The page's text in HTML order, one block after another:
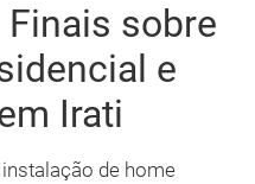
sobre
e
Irati
de home